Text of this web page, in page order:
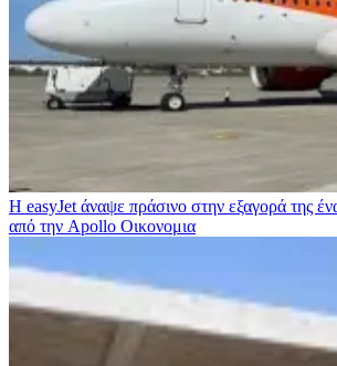
Η easyJet άναψε πράσινο στην εξαγορά της
από την Apollo Οικονομια